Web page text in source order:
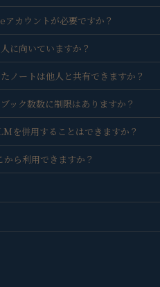
カウントが必要ですか？
に向いていますか？
ートは他人と共有できますか？
ク数数に制限はありますか？
を併用することはできますか？
ら利用できますか？